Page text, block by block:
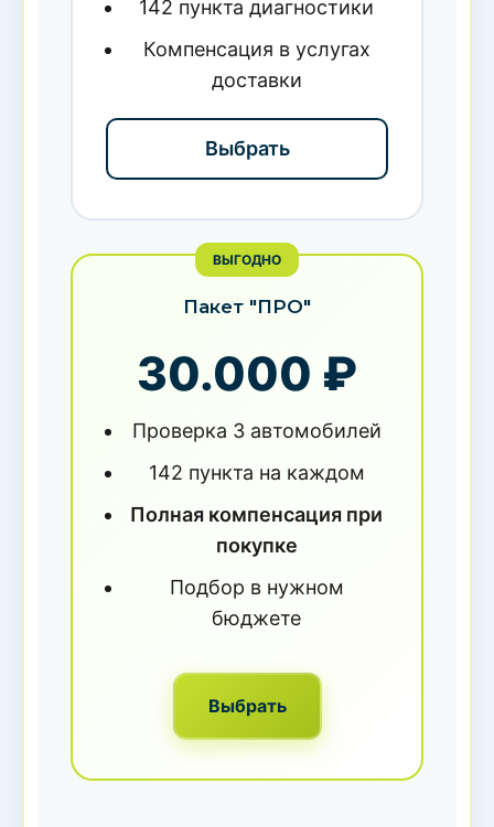
142 пункта диагностики
Компенсация в услугах
доставки
Выбрать
ВЫГОДНО
Пакет "ПРО"
30.000 ₽
Проверка 3 автомобилей
142 пункта на каждом
Полная компенсация при
покупке
Подбор в нужном
бюджете
Выбрать